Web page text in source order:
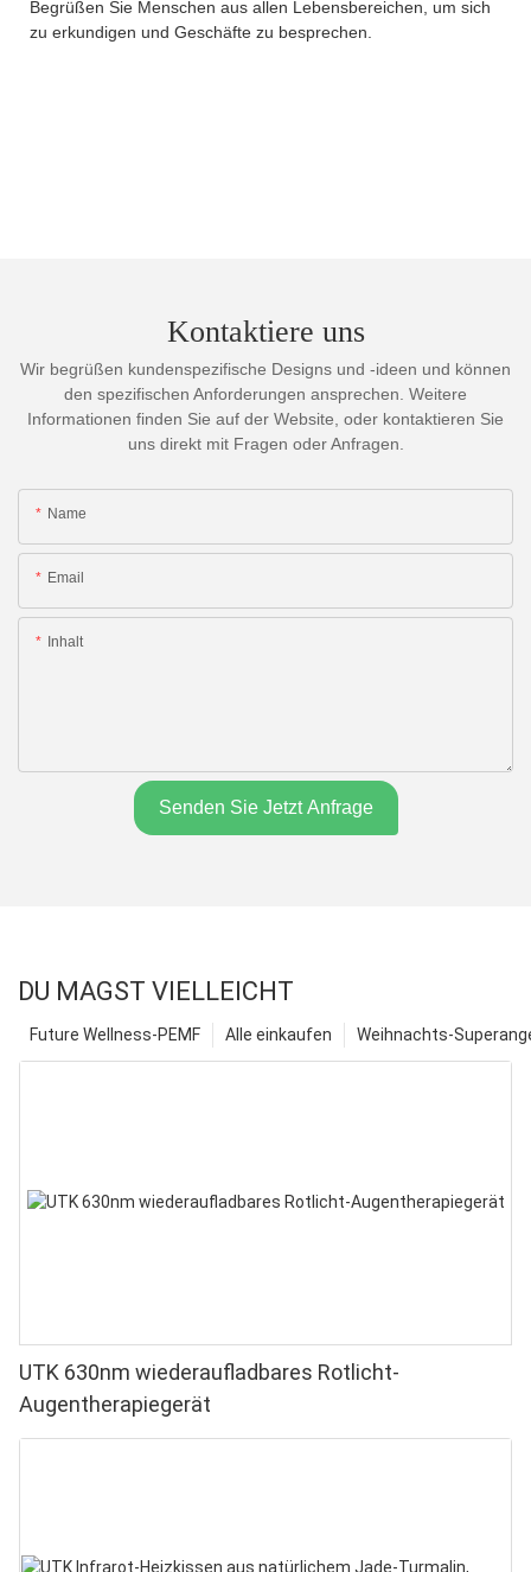
Begrüßen Sie Menschen aus allen Lebensbereichen, um sich
zu erkundigen und Geschäfte zu besprechen.
Kontaktiere uns
Wir begrüßen kundenspezifische Designs und -ideen und können
den spezifischen Anforderungen ansprechen. Weitere
Informationen finden Sie auf der Website, oder kontaktieren Sie
uns direkt mit Fragen oder Anfragen.
Name
Email
Inhalt
Senden Sie Jetzt Anfrage
DU MAGST VIELLEICHT
Weihnachts-
Alle einkaufen
Future Wellness-PEMF
UTK 630nm wiederaufladbares Rotlicht-
Augentherapiegerät